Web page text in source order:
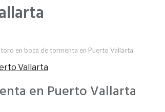
toro en boca de tormenta en Puerto Vallarta
en Puerto Vallarta